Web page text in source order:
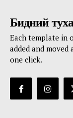
Бидний
Each template in
added and
one click.